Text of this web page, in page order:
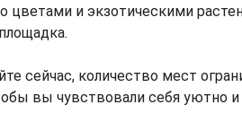
цветами и экзотическими
сейчас, количество мест
вы чувствовали себя уютно